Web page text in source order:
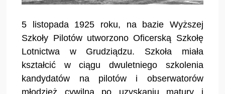
5 listopada 1925 roku, na bazie Wyższej
Szkoły Pilotów utworzono Oficerską Szkołę
Lotnictwa w Grudziądzu. Szkoła miała
kształcić w ciągu dwuletniego szkolenia
kandydatów na pilotów i obserwatorów
młodzież cywilną po uzyskaniu matury i